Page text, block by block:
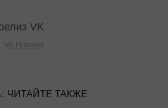
VK
VK Реклама
ЧИТАЙТЕ ТАКЖЕ